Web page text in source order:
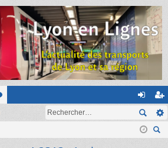
on
ne
ns
cri